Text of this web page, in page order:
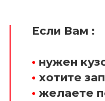
Если Вам :
• нужен
• хотите
• желаете